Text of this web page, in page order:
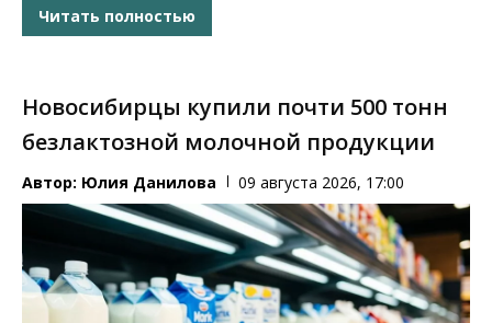
Читать полностью
Новосибирцы купили почти 500 тонн
безлактозной молочной продукции
Автор: Юлия Данилова 09 августа 2026, 17:00